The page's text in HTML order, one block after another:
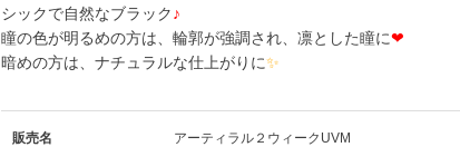
シックで自然なブラック♪
瞳の色が明るめの方は、輪郭が強調され、凛とした瞳に❤
暗めの方は、ナチュラルな仕上がりに✨
販売名 アーティラル２ウィークUVM